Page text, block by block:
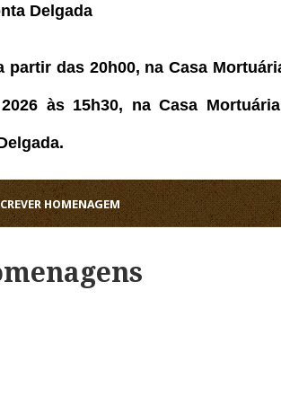
Delgada
partir das 20h00, na Casa
às 15h30, na Casa
HOMENAGEM